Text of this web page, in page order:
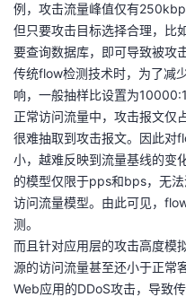
验
收
藏
议
例，攻击流量峰值仅有
但只要攻击目标选择合理，比
要查询数据库，即可导致被攻
传统flow检测技术时，为了减
响，一般抽样比设置为
正常访问流量中，攻击报文仅
很难抽取到攻击报文。因此对
小，越难反映到流量基线的变
的模型仅限于pps和bps，无
访问流量模型。由此可见，
测。
而且针对应用层的攻击高度模
源的访问流量甚至还小于正常
Web应用的DDoS攻击，导致